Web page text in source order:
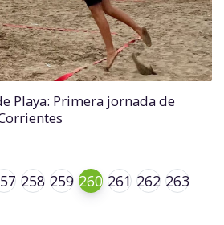
Playa: Primera jornada de
258 259 260 261 262 263